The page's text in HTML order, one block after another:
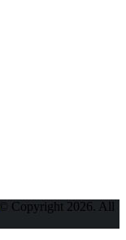
© Copyright 2026. All